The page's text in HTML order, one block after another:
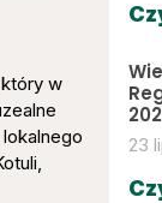
w
23